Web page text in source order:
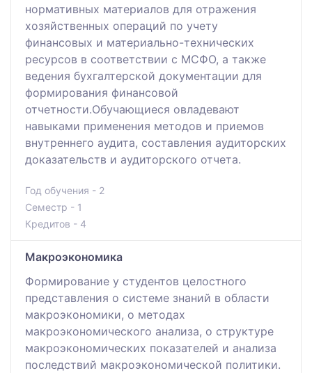
нормативных материалов для отражения
хозяйственных операций по учету
финансовых и материально-технических
ресурсов в соответствии с МСФО, а также
ведения бухгалтерской документации для
формирования финансовой
отчетности.Обучающиеся овладевают
навыками применения методов и приемов
внутреннего аудита, составления аудиторских
доказательств и аудиторского отчета.
Год обучения - 2
Семестр - 1
Кредитов - 4
Макроэкономика
Формирование у студентов целостного
представления о системе знаний в области
макроэкономики, о методах
макроэкономического анализа, о структуре
макроэкономических показателей и анализа
последствий макроэкономической политики.